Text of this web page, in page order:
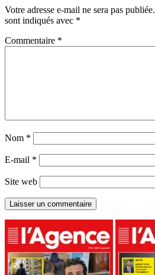
Votre adresse e-mail ne sera pas publiée.
sont indiqués avec *
Commentaire *
Nom *
E-mail *
Site web